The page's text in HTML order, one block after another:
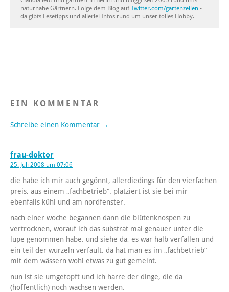
naturnahe Gärtnern. Folge dem Blog aufTwitter.com/gartenzeilen -
da gibts Lesetipps und allerlei Infos rund um unser tolles Hobby.
EIN KOMMENTAR
Schreibe einen Kommentar →
frau-doktor
25. Juli 2008 um 07:06
die habe ich mir auch gegönnt, allerdiedings für den vierfachen
preis, aus einem „fachbetrieb“. platziert ist sie bei mir
ebenfalls kühl und am nordfenster.
nach einer woche begannen dann die blütenknospen zu
vertrocknen, worauf ich das substrat mal genauer unter die
lupe genommen habe. und siehe da, es war halb verfallen und
ein teil der wurzeln verfault. da hat man es im „fachbetrieb“
mit dem wässern wohl etwas zu gut gemeint.
nun ist sie umgetopft und ich harre der dinge, die da
(hoffentlich) noch wachsen werden.